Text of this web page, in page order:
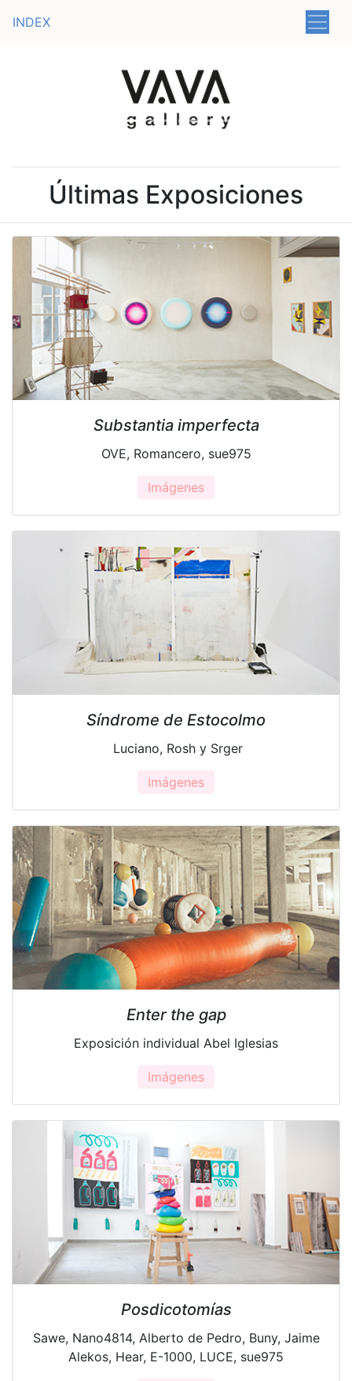
INDEX
Últimas Exposiciones
Substantia imperfecta
OVE, Romancero, sue975
Imágenes
Síndrome de Estocolmo
Luciano, Rosh y Srger
Imágenes
Enter the gap
Exposición individual Abel Iglesias
Imágenes
Posdicotomías
Sawe, Nano4814, Alberto de Pedro, Buny, Jaime
Alekos, Hear, E-1000, LUCE, sue975